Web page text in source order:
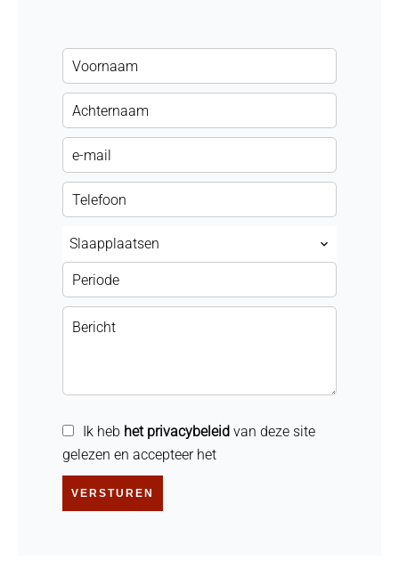
Slaapplaatsen
Ik heb het privacybeleid van deze site
gelezen en accepteer het
VERSTUREN